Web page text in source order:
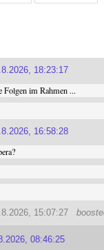
18:23:17
Folgen im Rahmen ...
16:58:28
15:07:27
08:46:25